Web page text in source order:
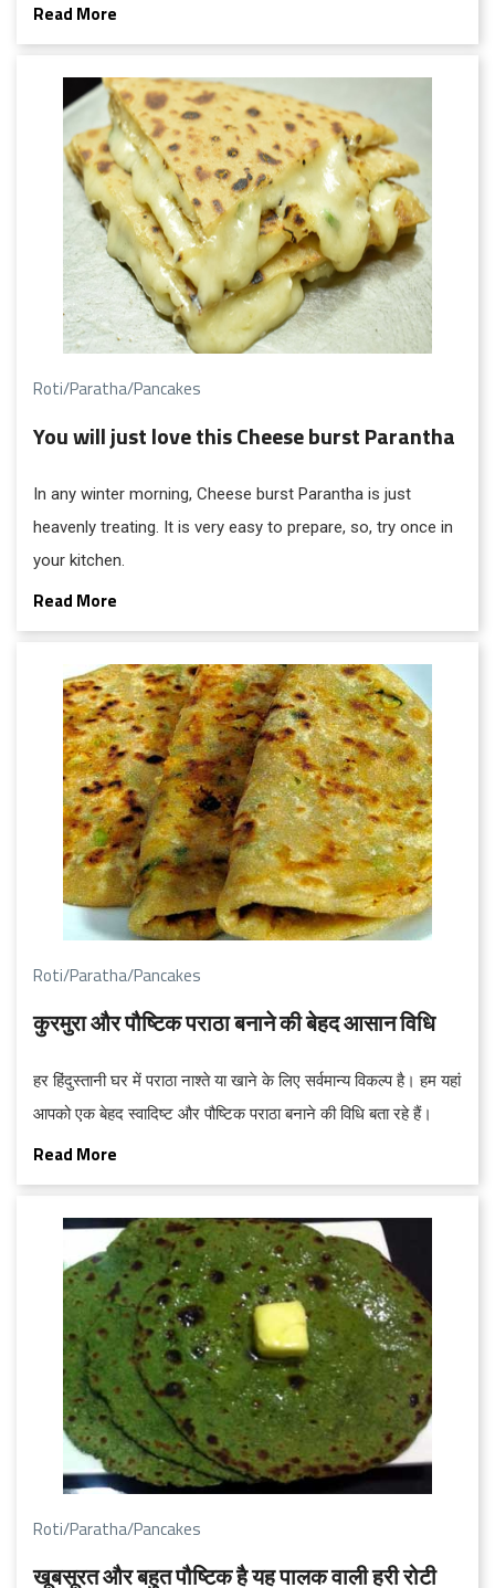
Read More
Roti/Paratha/Pancakes
You will just love this Cheese burst Parantha
In any winter morning, Cheese burst Parantha is just
heavenly treating. It is very easy to prepare, so, try once in
your kitchen.
Read More
Roti/Paratha/Pancakes
कुरमुरा और पौष्टिक पराठा बनाने की बेहद आसान विधि
हर हिंदुस्तानी घर में पराठा नाश्ते या खाने के लिए सर्वमान्य विकल्प है। हम यहां
आपको एक बेहद स्वादिष्ट और पौष्टिक पराठा बनाने की विधि बता रहे हैं।
Read More
Roti/Paratha/Pancakes
खूबसूरत और बहुत पौष्टिक है यह पालक वाली हरी रोटी